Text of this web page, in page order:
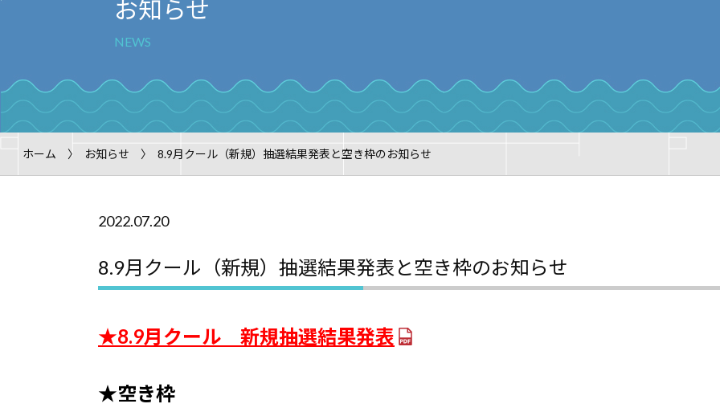
お知らせ
NEWS
ホーム お知らせ 8.9月クール（新規）抽選結果発表と空き枠のお知らせ
2022.07.20
8.9月クール（新規）抽選結果発表と空き枠のお知らせ
★8.9月クール 新規抽選結果発表
★空き枠